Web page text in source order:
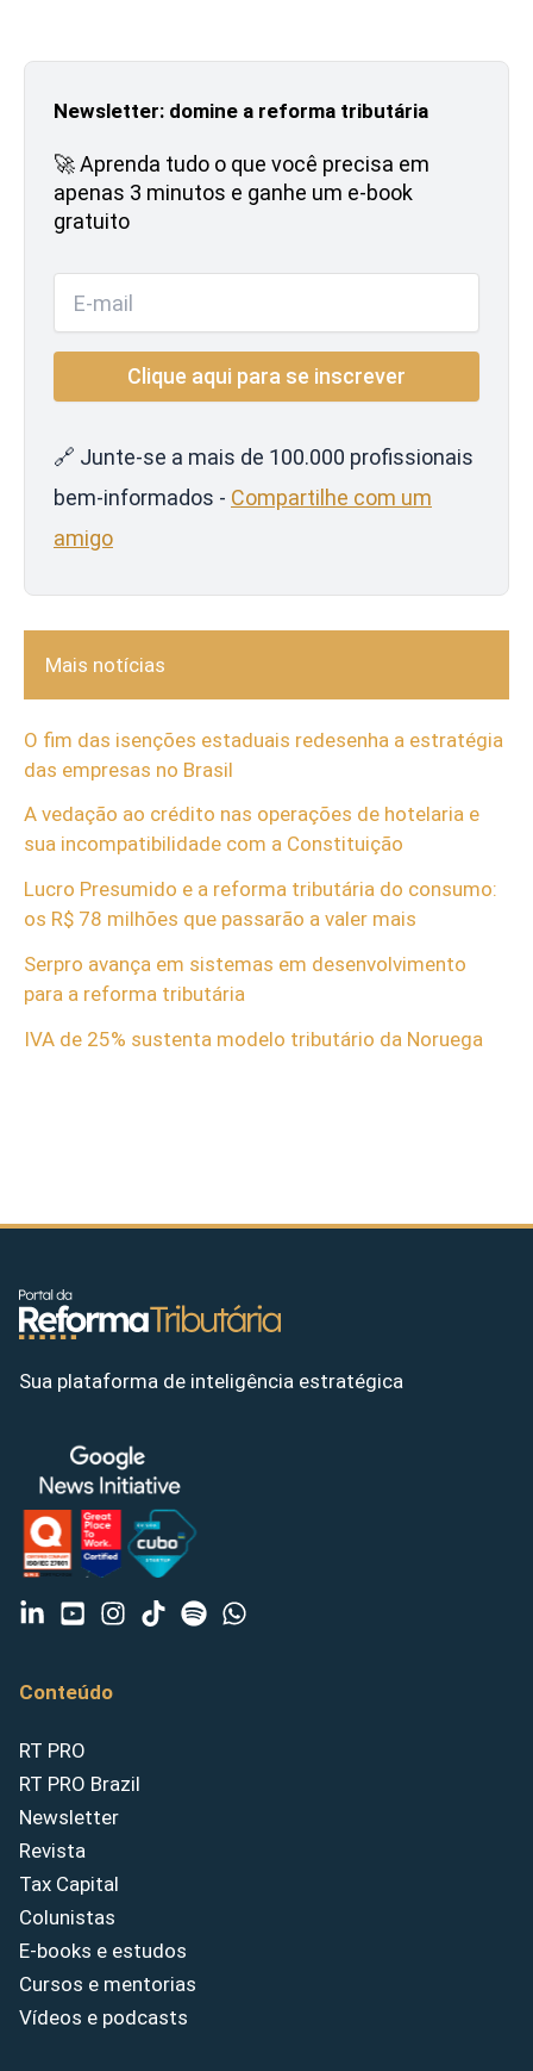
Newsletter: domine a reforma tributária
🚀 Aprenda tudo o que você precisa em
apenas 3 minutos e ganhe um e-book
gratuito
🔗 Junte-se a mais de 100.000 profissionais
bem-informados - Compartilhe com um
amigo
Mais notícias
O fim das isenções estaduais redesenha a estratégia
das empresas no Brasil
A vedação ao crédito nas operações de hotelaria e
sua incompatibilidade com a Constituição
Lucro Presumido e a reforma tributária do consumo:
os R$ 78 milhões que passarão a valer mais
Serpro avança em sistemas em desenvolvimento
para a reforma tributária
IVA de 25% sustenta modelo tributário da Noruega
Sua plataforma de inteligência estratégica
Conteúdo
RT PRO
RT PRO Brazil
Newsletter
Revista
Tax Capital
Colunistas
E-books e estudos
Cursos e mentorias
Vídeos e podcasts